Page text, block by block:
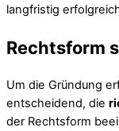
langfristig
Rechtsform
Um die Gründung
entscheidend, die
der Rechtsform